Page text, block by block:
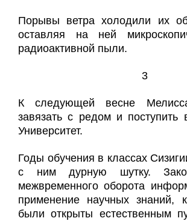
Порывы ветра холодили их
оставляя на ней
радиоактивной пыли.
3
К следующей весне
завязать с редом и поступить
Университет.
Годы обучения в классах
с ним дурную шутку.
межвременного оборота
применение научных знаний,
были открыты естественным